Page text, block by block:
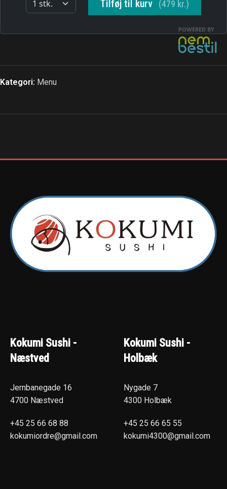
Kategori: Menu
Kokumi Sushi -
Næstved
Jernbanegade 16
4700 Næstved
+45 25 66 68 88
kokumiordre@gmail.com
Kokumi Sushi -
Holbæk
Nygade 7
4300 Holbæk
+45 25 66 65 55
kokumi4300@gmail.com